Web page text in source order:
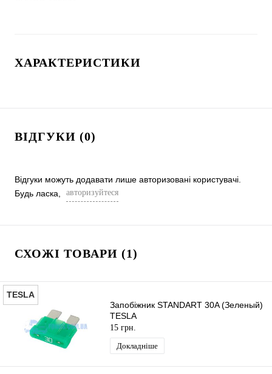
ХАРАКТЕРИСТИКИ
ВІДГУКИ (0)
Відгуки можуть додавати лише авторизовані користувачі.
Будь ласка,
авторизуйтеся
СХОЖІ ТОВАРИ (1)
TESLA
Запобіжник STANDART 30A (Зеленый)
TESLA
15 грн.
Докладніше